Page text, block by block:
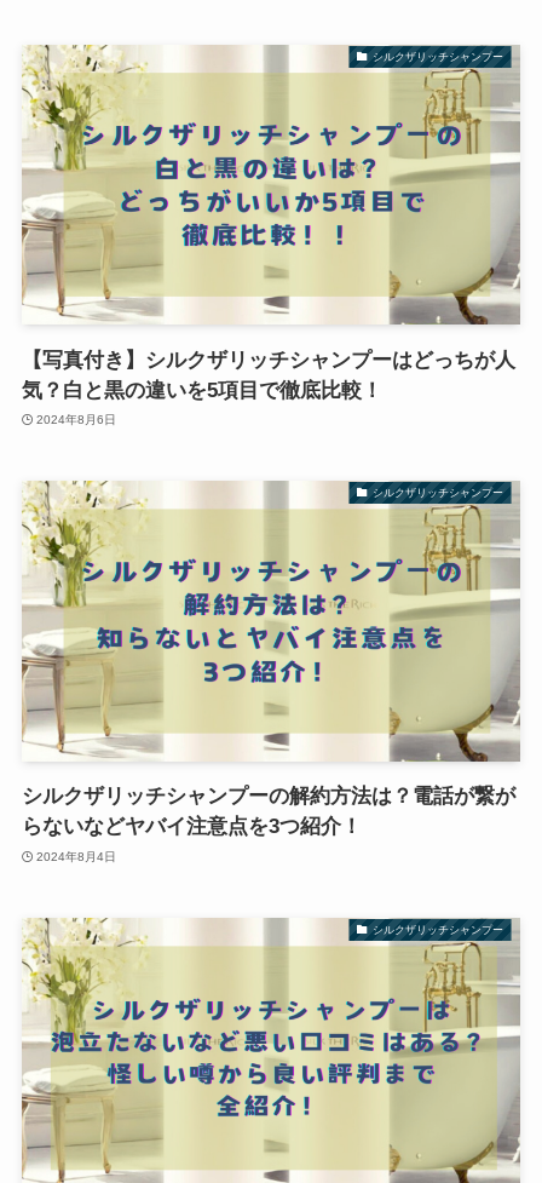
シルクザリッチシャンプー
【写真付き】シルクザリッチシャンプーはどっちが人
気？白と黒の違いを5項目で徹底比較！
2024年8月6日
シルクザリッチシャンプー
シルクザリッチシャンプーの解約方法は？電話が繋が
らないなどヤバイ注意点を3つ紹介！
2024年8月4日
シルクザリッチシャンプー